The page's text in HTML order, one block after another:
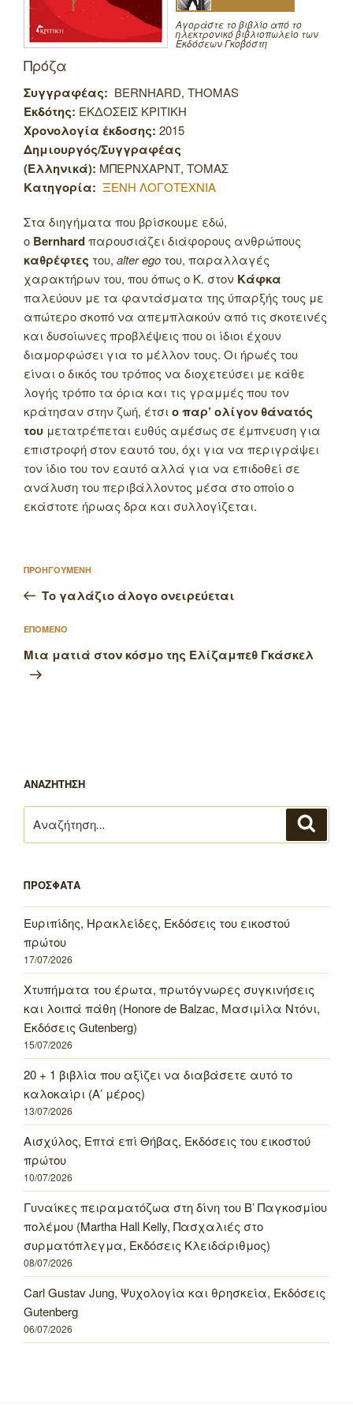
Αγοράστε το βιβλίο από το
ηλεκτρονικό βιβλιοπωλείο των
Εκδόσεων Γκοβόστη
Πρόζα
Συγγραφέας: BERNHARD, THOMAS
Εκδότης: ΕΚΔΟΣΕΙΣ ΚΡΙΤΙΚΗ
Χρονολογία έκδοσης: 2015
Δημιουργός/Συγγραφέας
(Ελληνικά): ΜΠΕΡΝΧΑΡΝΤ, ΤΟΜΑΣ
Κατηγορία: ΞΕΝΗ ΛΟΓΟΤΕΧΝΙΑ
Στα διηγήματα που βρίσκουμε εδώ,
ο Bernhardπαρουσιάζει διάφορους ανθρώπους
καθρέφτες του, alter ego του, παραλλαγές
χαρακτήρων του, που όπως ο Κ. στον Κάφκα
παλεύουν με τα φαντάσματα της ύπαρξής τους με
απώτερο σκοπό να απεμπλακούν από τις σκοτεινές
και δυσοίωνες προβλέψεις που οι ίδιοι έχουν
διαμορφώσει για το μέλλον τους. Οι ήρωές του
είναι ο δικός του τρόπος να διοχετεύσει με κάθε
λογής τρόπο τα όρια και τις γραμμές που τον
κράτησαν στην ζωή, έτσι ο παρ’ ολίγον θάνατός
του μετατρέπεται ευθύς αμέσως σε έμπνευση για
επιστροφή στον εαυτό του, όχι για να περιγράψει
τον ίδιο του τον εαυτό αλλά για να επιδοθεί σε
ανάλυση του περιβάλλοντος μέσα στο οποίο ο
εκάστοτε ήρωας δρα και συλλογίζεται.
άρθρων
Προηγούμενο
άρθρο
ΠΡΟΗΓΟΥΜΕΝΗ
Το γαλάζιο άλογο ονειρεύεται
Επόμενο
άρθρο
ΕΠΟΜΕΝΟ
Μια ματιά στον κόσμο της Ελίζαμπεθ Γκάσκελ
ΑΝΑΖΗΤΗΣΗ
για:
ΠΡΟΣΦΑΤΑ
Ευριπίδης, Ηρακλείδες, Εκδόσεις του εικοστού
πρώτου
17/07/2026
Χτυπήματα του έρωτα, πρωτόγνωρες συγκινήσεις
και λοιπά πάθη (Honore de Balzac, Μασιμίλα Ντόνι,
Εκδόσεις Gutenberg)
15/07/2026
20 + 1 βιβλία που αξίζει να διαβάσετε αυτό το
καλοκαίρι (Α’ μέρος)
13/07/2026
Αισχύλος, Επτά επί Θήβας, Εκδόσεις του εικοστού
πρώτου
10/07/2026
Γυναίκες πειραματόζωα στη δίνη του Β’ Παγκοσμίου
πολέμου (Martha Hall Kelly, Πασχαλιές στο
συρματόπλεγμα, Εκδόσεις Κλειδάριθμος)
08/07/2026
Carl Gustav Jung, Ψυχολογία και θρησκεία, Εκδόσεις
Gutenberg
06/07/2026